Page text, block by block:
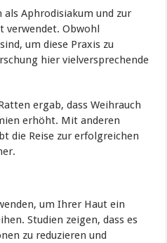
als Aphrodisiakum und zur
verwendet. Obwohl
um diese Praxis zu
hier vielversprechende
ergab, dass Weihrauch
erhöht. Mit anderen
die Reise zur erfolgreichen
um Ihrer Haut ein
Studien zeigen, dass es
zu reduzieren und